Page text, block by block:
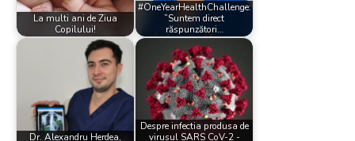
La multi ani de Ziua
Copilului!
#OneYearHealthChallenge:
”Suntem direct
răspunzători…
Dr. Alexandru Herdea,
Despre infectia produsa de
virusul SARS CoV-2 -